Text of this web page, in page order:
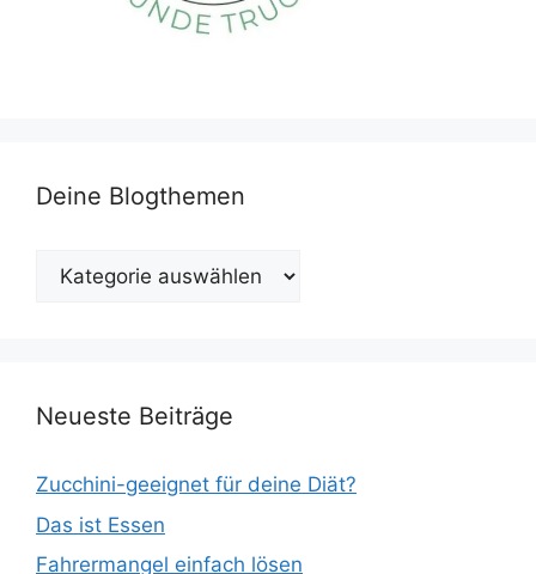
Deine Blogthemen
Deine
Blogthemen
Neueste Beiträge
Zucchini-geeignet für deine Diät?
Das ist Essen
Fahrermangel einfach lösen